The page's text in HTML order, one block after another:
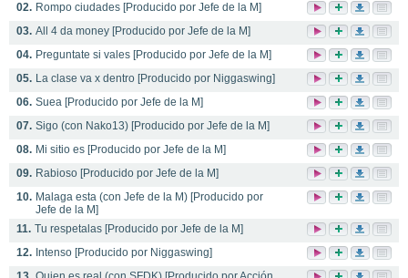
02. Rompo ciudades [Producido por Jefe de la M]
03. All 4 da money [Producido por Jefe de la M]
04. Preguntate si vales [Producido por Jefe de la M]
05. La clase va x dentro [Producido por Niggaswing]
06. Suea [Producido por Jefe de la M]
07. Sigo (con Nako13) [Producido por Jefe de la M]
08. Mi sitio es [Producido por Jefe de la M]
09. Rabioso [Producido por Jefe de la M]
10. Malaga esta (con Jefe de la M) [Producido por
Jefe de la M]
11. Tu respetalas [Producido por Jefe de la M]
12. Intenso [Producido por Niggaswing]